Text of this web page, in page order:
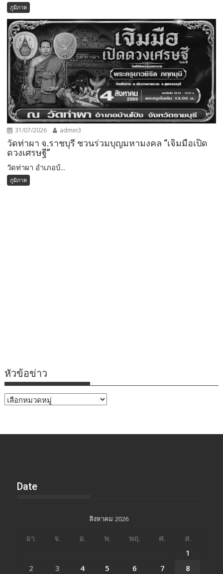
ภูมิภาค
31/07/2026 admin3
วัดท่าผา จ.ราชบุรี ชวนร่วมบุญมหามงคล “เจิมมือเปิด
ดวงเศรษฐี”
วัดท่าผา อำเภอบ้...
ภูมิภาค
หัวข้อข่าว
หัวข้อ
Date
สิงหาคม 2026
อา. จ. อ. พ. พฤ. ศ.
ส.
1
2
3 4 5 6 7
8